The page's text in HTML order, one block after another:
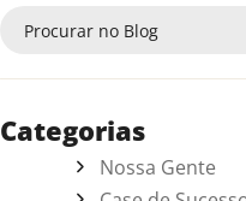
Categorias
Nossa Gente